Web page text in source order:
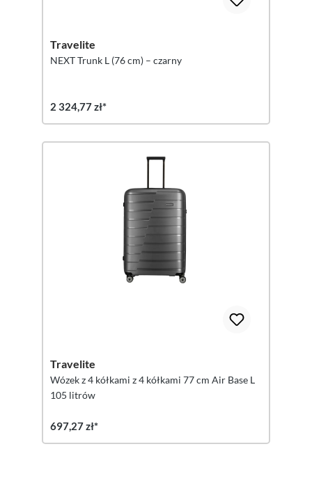
Travelite
NEXT Trunk L (76 cm) – czarny
2 324,77 zł*
Travelite
Wózek z 4 kółkami z 4 kółkami 77 cm Air Base L
105 litrów
697,27 zł*